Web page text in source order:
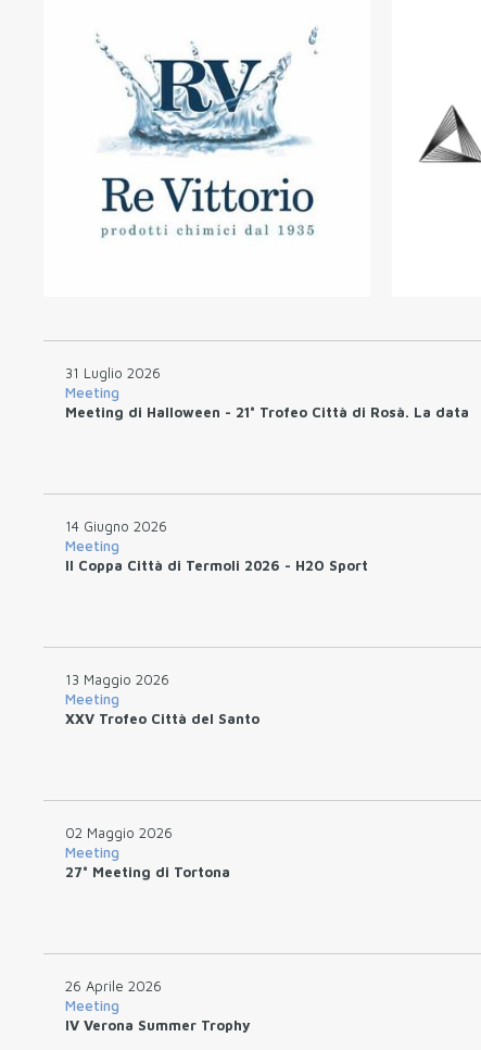
31 Luglio 2026
Meeting
Meeting di Halloween - 21° Trofeo Città di Rosà. La data
14 Giugno 2026
Meeting
II Coppa Città di Termoli 2026 - H2O Sport
13 Maggio 2026
Meeting
XXV Trofeo Città del Santo
02 Maggio 2026
Meeting
27° Meeting di Tortona
26 Aprile 2026
Meeting
IV Verona Summer Trophy